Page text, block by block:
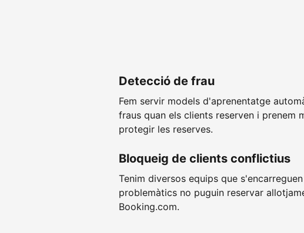
Detecció de frau
Fem servir models d'aprenentatge
fraus quan els clients reserven i prenem
protegir les reserves.
Bloqueig de clients conflictius
Tenim diversos equips que
problemàtics no puguin reservar
Booking.com.